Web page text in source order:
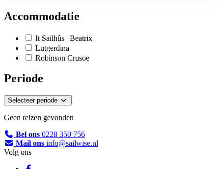
Accommodatie
It Sailhûs | Beatrix
Lutgerdina
Robinson Crusoe
Periode
Selecteer periode
Geen reizen gevonden
Bel ons 0228 350 756
Mail ons info@sailwise.nl
Volg ons